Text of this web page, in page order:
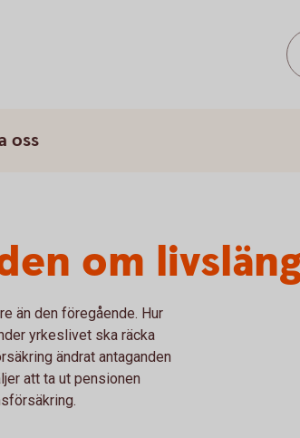
oss
om
än den föregående. Hur
yrkeslivet ska räcka
ändrat antaganden
att ta ut pensionen